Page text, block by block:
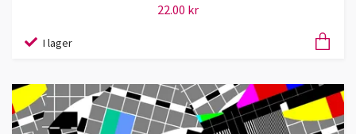
22.00 kr
I lager